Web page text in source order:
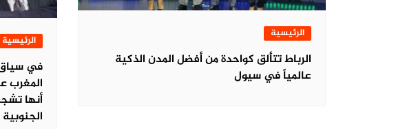
الرئيسية
الرباط تتألق كواحدة من أفضل المدن الذكية
عالمياً في سيول
الرئيسية
في سياق
المغرب
أنها
الجنوبية